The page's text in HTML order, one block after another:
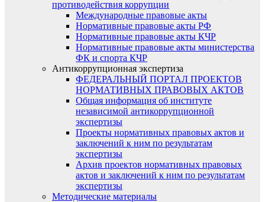
противодействия коррупции
Международные правовые акты
Нормативные правовые акты РФ
Нормативные правовые акты КЧР
Нормативные правовые акты министерства
ФК и спорта КЧР
Антикоррупционная экспертиза
ФЕДЕРАЛЬНЫЙ ПОРТАЛ ПРОЕКТОВ
НОРМАТИВНЫХ ПРАВОВЫХ АКТОВ
Общая информация об институте
независимой антикоррупционной
экспертизы
Проекты нормативных правовых актов и
заключений к ним по результатам
экспертизы
Архив проектов нормативных правовых
актов и заключений к ним по результатам
экспертизы
Методические материалы